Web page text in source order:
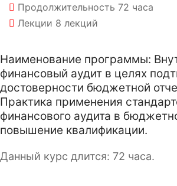
Продолжительность 72 часа
Лекции 8 лекций
Наименование программы:
финансовый аудит в целях
достоверности бюджетной
Практика применения
финансового аудита в
повышение квалификации.
Данный курс длится: 72 часа.